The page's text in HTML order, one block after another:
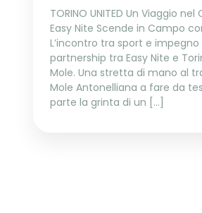
TORINO UNITED Un Viaggio
Easy Nite Scende in Campo
L’incontro tra sport e
partnership tra Easy Nite e
Mole. Una stretta di mano al
Mole Antonelliana a fare da
parte la grinta di un […]